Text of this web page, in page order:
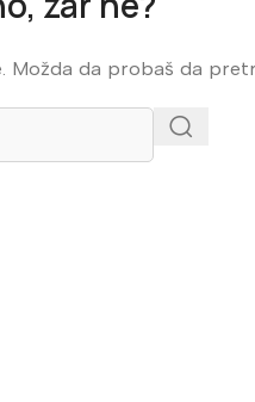
Možda da probaš da